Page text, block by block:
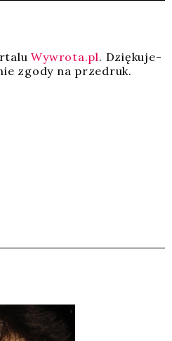
Wywrota.pl. Dzię­ku­je­
zgo­dy na prze­druk.